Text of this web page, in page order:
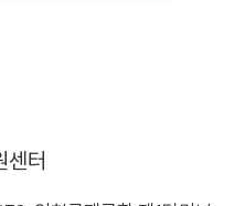
센터